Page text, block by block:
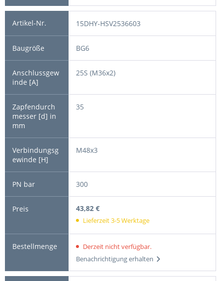
15DHY-HSV2536603
BG6
25S (M36x2)
35
M48x3
300
43,82 €
Lieferzeit 3-5 Werktage
Derzeit nicht verfügbar.
Benachrichtigung erhalten